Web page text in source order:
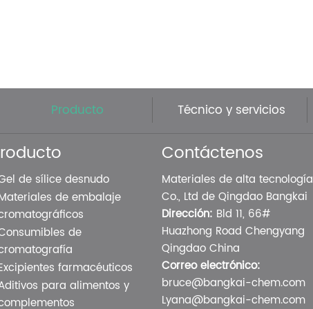
Producto Técnico y servicios
de sílice desnudo
de embalaje
de
farmacéuticos
para alimentos y
Contáctenos
Materiales de alta tecnología
Co., Ltd de Qingdao Bangkai
Dirección: Bld 11, 66#
Huazhong Road Chengyang
Qingdao China
Correo electrónico:
bruce@bangkai-chem.com
Lyana@bangkai-chem.com